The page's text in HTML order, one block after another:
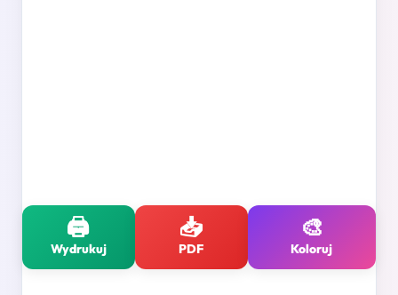
🖨️
Wydrukuj
📥
PDF
🎨
Koloruj